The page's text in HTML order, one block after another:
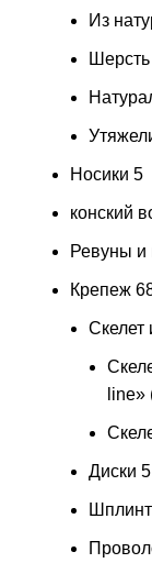
Из
Носики 5
конский
Ревуны и
Крепеж
Скелет
Диски 5